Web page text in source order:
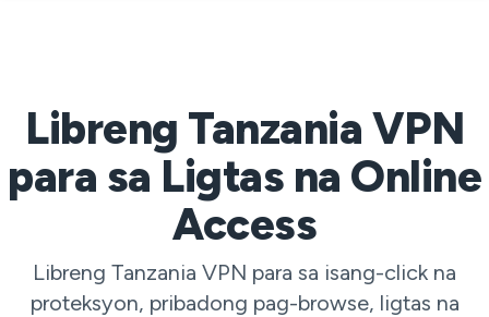
Libreng Tanzania VPN
para sa Ligtas na Online
Access
Libreng Tanzania VPN para sa isang-click na
proteksyon, pribadong pag-browse, ligtas na